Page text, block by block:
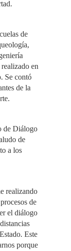
de
en
Se contó
de la
de Diálogo
de
a los
realizando
de
el diálogo
Este
porque